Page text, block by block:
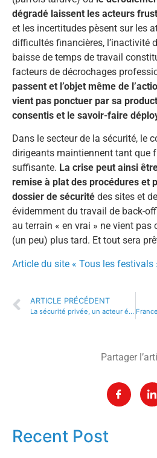
dégradé laissent les acteurs
et les incertitudes pèsent sur les
difficultés financières, l’inactivité
baisse de temps de travail
facteurs de décrochages
passent et l’objet même de
vient pas ponctuer par sa
consentis et le savoir-faire
Dans le secteur de la sécurité, le
dirigeants maintiennent tant que
suffisante. La crise peut ainsi
remise à plat des procédures et
dossier de sécurité des sites et
évidemment du travail de back-
au terrain « en vrai » ne vient pas
(un peu) plus tard. Et tout sera
Article du site « Tous les festivals
ARTICLE PRÉCÉDENT
La sécurité privée, un acteur évoluant dans un périmètre qui s’élargit (physiquement et réglementairement)
Partager
Recent Post